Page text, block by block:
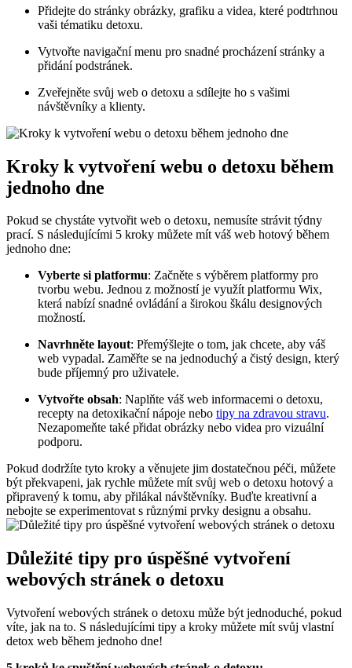
Přidejte do stránky obrázky, grafiku a videa, které podtrhnou
vaši tématiku detoxu.
Vytvořte navigační menu pro snadné procházení stránky a
přidání podstránek.
Zveřejněte svůj web o detoxu a sdílejte ho s vašimi
návštěvníky a klienty.
Kroky k vytvoření webu o detoxu během
jednoho dne
Pokud se chystáte vytvořit web o detoxu, nemusíte strávit týdny
prací. S následujícími 5 kroky můžete mít váš web hotový během
jednoho dne:
Vyberte si platformu: Začněte s výběrem platformy pro
tvorbu webu. Jednou z možností je využít platformu Wix,
která nabízí snadné ovládání a širokou škálu designových
možností.
Navrhněte layout: Přemýšlejte o tom, jak chcete, aby váš
web vypadal. Zaměřte se na jednoduchý a čistý design, který
bude příjemný pro uživatele.
Vytvořte obsah: Naplňte váš web informacemi o detoxu,
recepty na detoxikační nápoje nebo tipy na zdravou stravu.
Nezapomeňte také přidat obrázky nebo videa pro vizuální
podporu.
Pokud dodržíte tyto kroky a věnujete jim dostatečnou péči, můžete
být překvapeni, jak rychle můžete mít svůj web o detoxu hotový a
připravený k tomu, aby přilákal návštěvníky. Buďte kreativní a
nebojte se experimentovat s různými prvky designu a obsahu.
Důležité tipy pro úspěšné vytvoření
webových stránek o detoxu
Vytvoření webových stránek o detoxu může být jednoduché, pokud
víte, jak na to. S následujícími tipy a kroky můžete mít svůj vlastní
detox web během jednoho dne!